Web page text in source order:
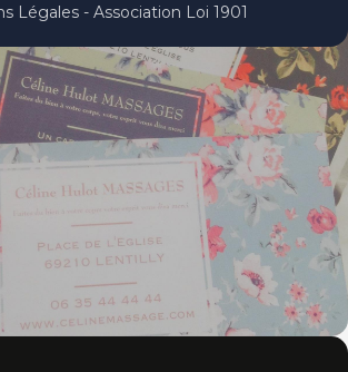
Légales - Association Loi 1901